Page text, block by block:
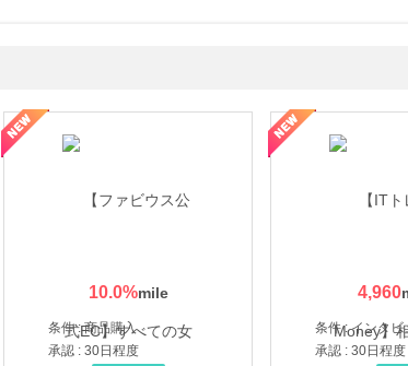
10.0%
条件 : 商品購入
承認 : 30日程度
4,960
承認 : 30日程度
ハミングウォーター【販売代理店】